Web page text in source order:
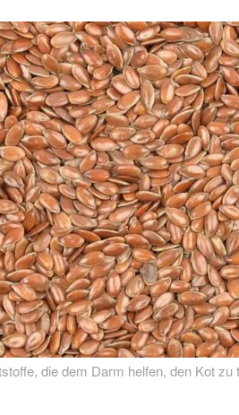
die dem Darm helfen, den Kot zu